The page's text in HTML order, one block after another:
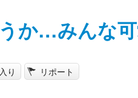
か…みんな
り リポート